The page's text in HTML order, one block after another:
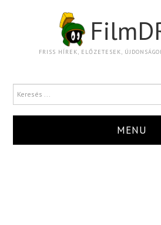
FRISS HÍREK, ELŐZETESEK,
MENU